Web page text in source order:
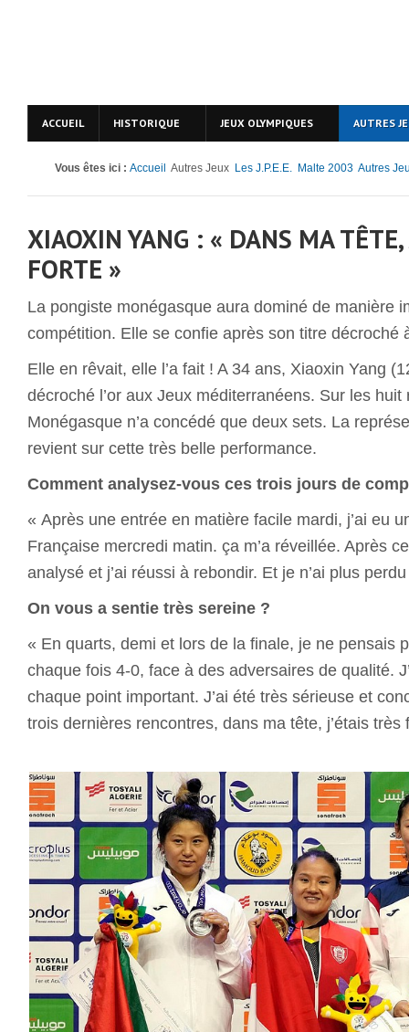
ACCUEIL HISTORIQUE JEUX OLYMPIQUES AUTRES
Vous êtes ici : Accueil Autres Jeux Les J.P.E.E. Malte 2003 Autres
XIAOXIN YANG : « DANS MA TÊTE,
FORTE »
La pongiste monégasque aura dominé de manière
compétition. Elle se confie après son titre décroché
Elle en rêvait, elle l’a fait ! A 34 ans, Xiaoxin Yang
décroché l’or aux Jeux méditerranéens. Sur les
Monégasque n’a concédé que deux sets. La
revient sur cette très belle performance.
Comment analysez-vous ces trois jours de
« Après une entrée en matière facile mardi, j’ai eu
Française mercredi matin. ça m’a réveillée. Après
analysé et j’ai réussi à rebondir. Et je n’ai plus
On vous a sentie très sereine ?
« En quarts, demi et lors de la finale, je ne pensais
chaque fois 4-0, face à des adversaires de qualité.
chaque point important. J’ai été très sérieuse et
trois dernières rencontres, dans ma tête, j’étais très